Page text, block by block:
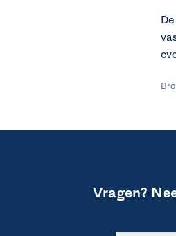
Vragen?